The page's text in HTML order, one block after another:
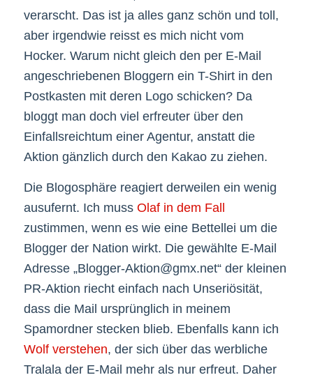
verarscht. Das ist ja alles ganz schön und toll,
aber irgendwie reisst es mich nicht vom
Hocker. Warum nicht gleich den per E-Mail
angeschriebenen Bloggern ein T-Shirt in den
Postkasten mit deren Logo schicken? Da
bloggt man doch viel erfreuter über den
Einfallsreichtum einer Agentur, anstatt die
Aktion gänzlich durch den Kakao zu ziehen.
Die Blogosphäre reagiert derweilen ein wenig
ausufernt. Ich muss Olaf in dem Fall
zustimmen, wenn es wie eine Bettellei um die
Blogger der Nation wirkt. Die gewählte E-Mail
Adresse „Blogger-Aktion@gmx.net“ der kleinen
PR-Aktion riecht einfach nach Unseriösität,
dass die Mail ursprünglich in meinem
Spamordner stecken blieb. Ebenfalls kann ich
Wolf verstehen, der sich über das werbliche
Tralala der E-Mail mehr als nur erfreut. Daher